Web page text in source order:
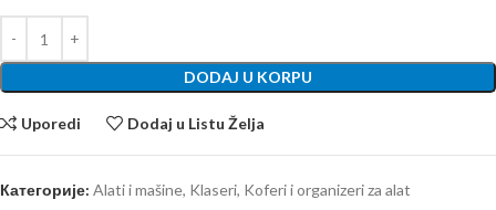
DODAJ U KORPU
Uporedi Dodaj u Listu Želja
Категорије: Alati i mašine, Klaseri, Koferi i organizeri za alat